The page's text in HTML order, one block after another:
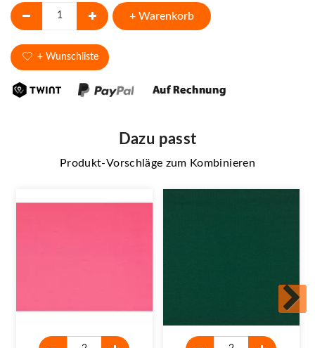
+ Warenkorb
+ Wunschliste
Dazu passt
Produkt-Vorschläge zum Kombinieren